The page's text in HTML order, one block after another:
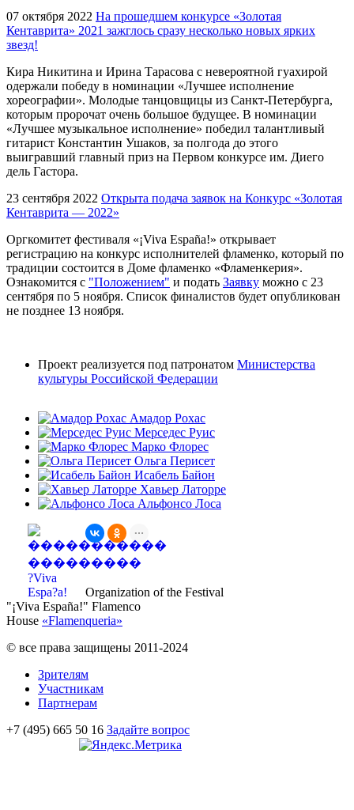
07 октября 2022 На прошедшем конкурсе «Золотая
Кентаврита» 2021 зажглось сразу несколько новых ярких
звезд!
Кира Никитина и Ирина Тарасова с невероятной гуахирой
одержали победу в номинации «Лучшее исполнение
хореографии». Молодые танцовщицы из Санкт-Петербурга,
которым пророчат очень большое будущее. В номинации
«Лучшее музыкальное исполнение» победил талантливый
гитарист Константин Ушаков, за полгода до этого
выигравший главный приз на Первом конкурсе им. Диего
дель Гастора.
23 сентября 2022 Открыта подача заявок на Конкурс «Золотая
Кентаврита — 2022»
Оргкомитет фестиваля «¡Viva España!» открывает
регистрацию на конкурс исполнителей фламенко, который по
традиции состоится в Доме фламенко «Фламенкерия».
Ознакомится с "Положением" и подать Заявку можно с 23
сентября по 5 ноября. Список финалистов будет опубликован
не позднее 13 ноября.
Проект реализуется под патронатом Министерства
культуры Российской Федерации
Амадор Рохас
Мерседес Руис
Марко Флорес
Ольга Перисет
Исабель Байон
Хавьер Латорре
Альфонсо Лоса
Organization of the Festival
"¡Viva España!" Flamenco
House «Flamenqueria»
© все права защищены 2011-2024
Зрителям
Участникам
Партнерам
+7 (495) 665 50 16 Задайте вопрос